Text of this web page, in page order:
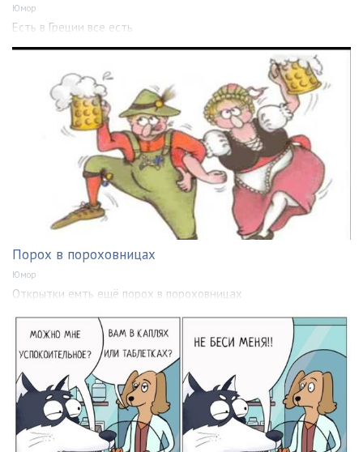
Юмор
Есть в Греции все есть
Порох в пороховницах
Юмор
Открытки емть ещё порох в пороховницах